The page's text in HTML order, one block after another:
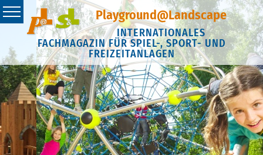
Playground@Landscape
INTERNATIONALES
FACHMAGAZIN FÜR SPIEL-, SPORT- UND
FREIZEITANLAGEN